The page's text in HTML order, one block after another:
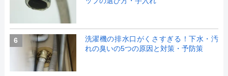
6
洗濯機の排水口がくさすぎる！下水・汚
れの臭いの5つの原因と対策・予防策